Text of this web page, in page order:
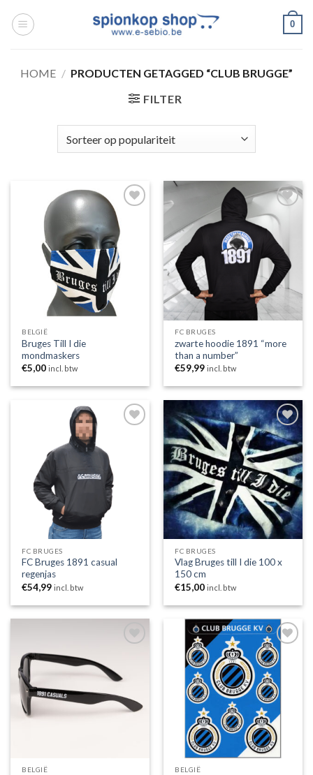
naar
0
HOME / PRODUCTEN GETAGGED “CLUB BRUGGE”
FILTER
Toevoegen
aan
wenslijst
BELGIË
Bruges Till I die
mondmaskers
€5,00 incl. btw
Toevoegen
aan
wenslijst
FC BRUGES
zwarte hoodie 1891 “more
than a number”
€59,99 incl. btw
wenslijst
FC BRUGES
FC Bruges 1891 casual
regenjas
€54,99 incl. btw
Toevoegen
aan
wenslijst
FC BRUGES
Vlag Bruges till I die 100 x
150 cm
€15,00 incl. btw
wenslijst
BELGIË
Toevoegen
aan
wenslijst
BELGIË